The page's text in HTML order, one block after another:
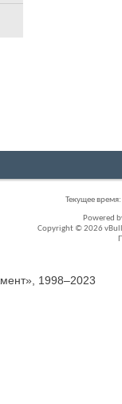
Текущее время:
Powered
Copyright © 2026
1998–2023